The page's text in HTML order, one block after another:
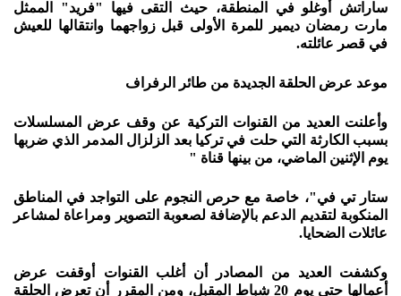
ساراتش أوغلو في المنطقة، حيث التقى فيها "فريد" الممثل
مارت رمضان ديمير للمرة الأولى قبل زواجهما وانتقالها للعيش
في قصر عائلته.
موعد عرض الحلقة الجديدة من طائر الرفراف
وأعلنت العديد من القنوات التركية عن وقف عرض المسلسلات
بسبب الكارثة التي حلت في تركيا بعد الزلزال المدمر الذي ضربها
يوم الإثنين الماضي، من بينها قناة "
ستار تي في"، خاصة مع حرص النجوم على التواجد في المناطق
المنكوبة لتقديم الدعم بالإضافة لصعوبة التصوير ومراعاة لمشاعر
عائلات الضحايا.
وكشفت العديد من المصادر أن أغلب القنوات أوقفت عرض
أعمالها حتى يوم 20 شباط المقبل، ومن المقرر أن تعرض الحلقة